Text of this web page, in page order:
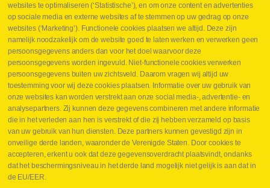
Leveringen
Drukcontrole set
Persmaten
Herstellen cilinders
Hoe opmeten?
Hydrogroepen
Hydraulische slangen
Contact VB Parts
Abraham Hansstraat 7 ,B-8800 Roeselare
Tel. +32 (0)51 24 06 05
E-mail info@vbparts.be
⏳ Laatste maand Webtec-promotie!
websites te optimaliseren (‘Statistische’), en om onze content en advertenties
op sociale media en externe websites af te stemmen op uw gedrag op onze
websites (‘Marketing’). Functionele cookies plaatsen we altijd. Deze zijn
namelijk noodzakelijk om de website goed te laten werken en verwerken geen
persoonsgegevens anders dan voor het doel waarvoor deze
persoonsgegevens worden ingevuld. Niet-functionele cookies verwerken
persoonsgegevens buiten uw zichtsveld. Daarom vragen wij altijd uw
toestemming voor wij deze cookies plaatsen. Informatie over uw gebruik van
onze websites kan worden verstrekt aan onze social media-, advertentie- en
analysepartners. Zij kunnen deze gegevens combineren met andere informatie
die in het verleden aan hen is verstrekt of die zij hebben verzameld op basis
van uw gebruik van hun diensten. Deze partners kunnen gevestigd zijn in
onveilige derde landen, waaronder de Verenigde Staten. Door cookies te
accepteren, erkent u ook dat deze gegevensoverdracht plaatsvindt, ondanks
dat het beschermingsniveau in het derde land mogelijk niet gelijk is aan dat in
de EU/EER.